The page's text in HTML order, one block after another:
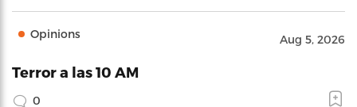
Opinions Aug 5, 2026
Terror a las 10 AM
0